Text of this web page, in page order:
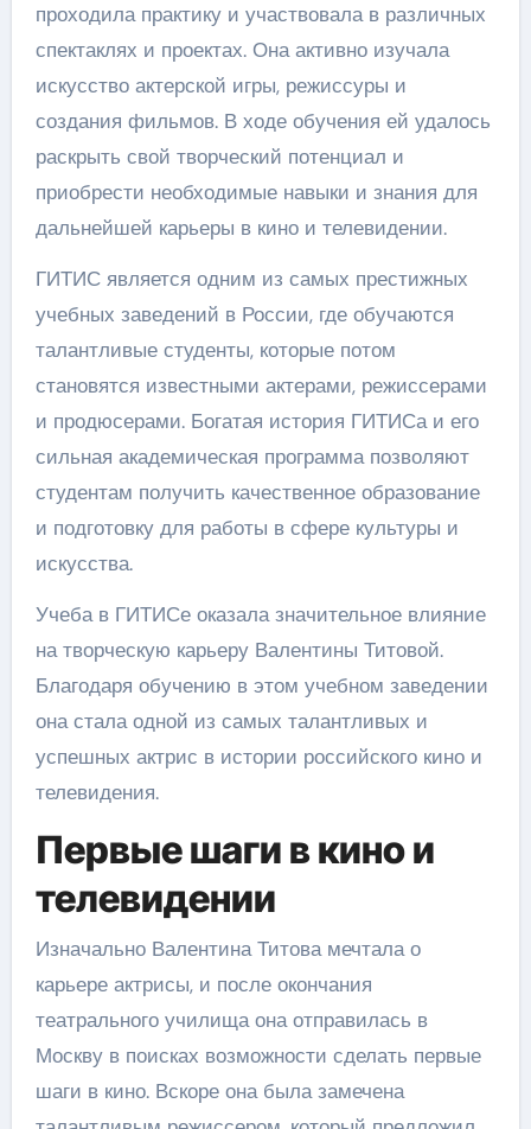
проходила практику и участвовала в различных
спектаклях и проектах. Она активно изучала
искусство актерской игры, режиссуры и
создания фильмов. В ходе обучения ей удалось
раскрыть свой творческий потенциал и
приобрести необходимые навыки и знания для
дальнейшей карьеры в кино и телевидении.
ГИТИС является одним из самых престижных
учебных заведений в России, где обучаются
талантливые студенты, которые потом
становятся известными актерами, режиссерами
и продюсерами. Богатая история ГИТИСа и его
сильная академическая программа позволяют
студентам получить качественное образование
и подготовку для работы в сфере культуры и
искусства.
Учеба в ГИТИСе оказала значительное влияние
на творческую карьеру Валентины Титовой.
Благодаря обучению в этом учебном заведении
она стала одной из самых талантливых и
успешных актрис в истории российского кино и
телевидения.
Первые шаги в кино и
телевидении
Изначально Валентина Титова мечтала о
карьере актрисы, и после окончания
театрального училища она отправилась в
Москву в поисках возможности сделать первые
шаги в кино. Вскоре она была замечена